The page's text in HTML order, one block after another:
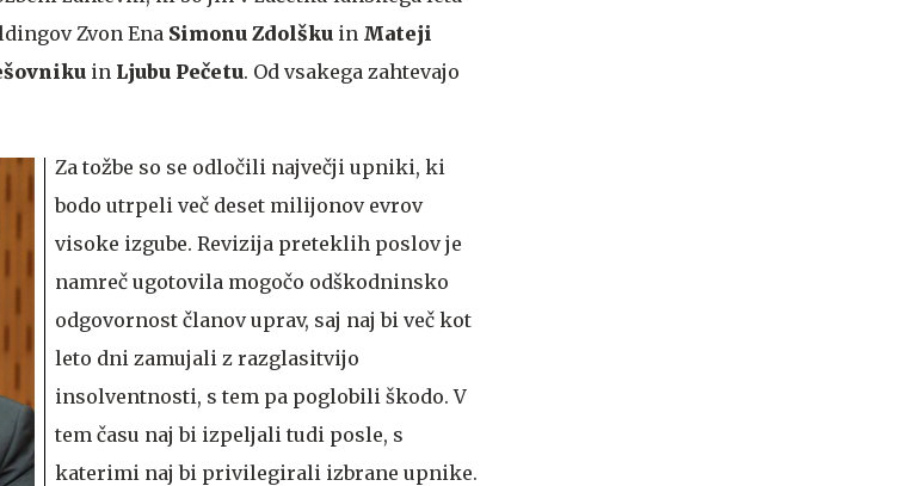
Zvon Ena Simonu Zdolšku in Mateji
in Ljubu Pečetu. Od vsakega zahtevajo
Za tožbe so se odločili največji upniki, ki
bodo utrpeli več deset milijonov evrov
visoke izgube. Revizija preteklih poslov je
namreč ugotovila mogočo odškodninsko
odgovornost članov uprav, saj naj bi več kot
leto dni zamujali z razglasitvijo
insolventnosti, s tem pa poglobili škodo. V
tem času naj bi izpeljali tudi posle, s
katerimi naj bi privilegirali izbrane upnike.